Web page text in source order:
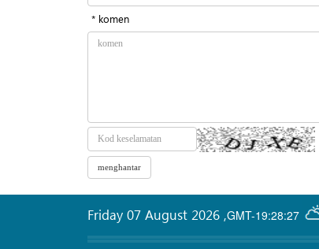
* komen
GMT-19:28:27
Friday 07 August 2026 ,